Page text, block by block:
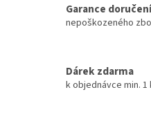
Garance doručení
nepoškozeného
Dárek zdarma
k objednávce min. 1